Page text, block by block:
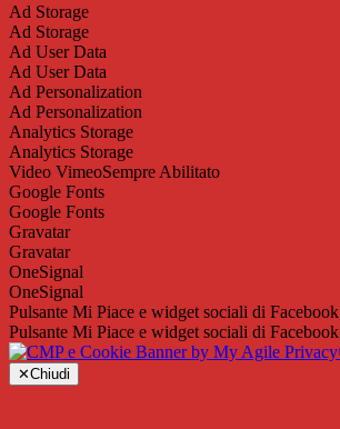
Ad Storage
Ad Storage
Ad User Data
Ad User Data
Ad Personalization
Ad Personalization
Analytics Storage
Analytics Storage
Video VimeoSempre Abilitato
Google Fonts
Google Fonts
Gravatar
Gravatar
OneSignal
OneSignal
Pulsante Mi Piace e widget sociali di Facebook
Pulsante Mi Piace e widget sociali di Facebook
✕Chiudi